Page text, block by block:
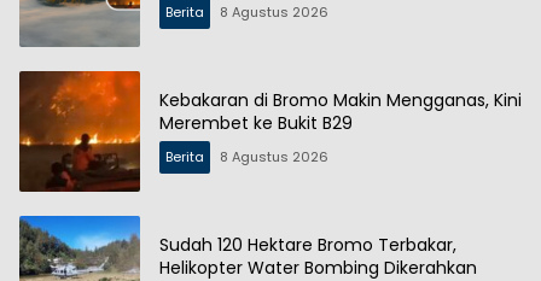
Berita 8 Agustus 2026
Kebakaran di Bromo Makin Mengganas, Kini
Merembet ke Bukit B29
Berita 8 Agustus 2026
Sudah 120 Hektare Bromo Terbakar,
Helikopter Water Bombing Dikerahkan